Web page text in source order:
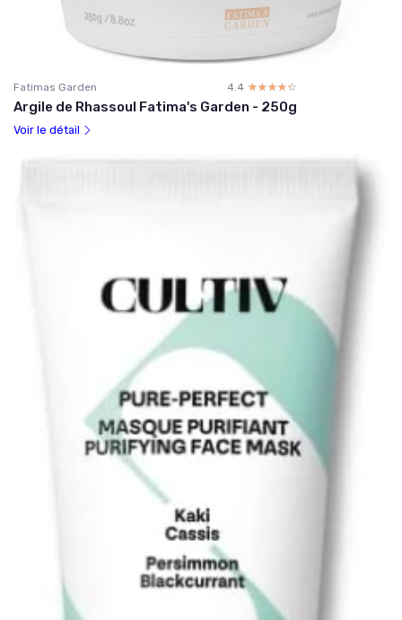
Fatimas Garden 4.4 ☆☆☆☆☆
★★★★★
Argile de Rhassoul Fatima's Garden - 250g
Voir le détail